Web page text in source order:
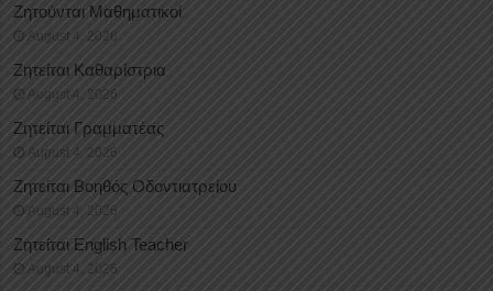
Ζητούνται Μαθηματικοί
August 4, 2026
Ζητείται Καθαρίστρια
August 4, 2026
Ζητείται Γραμματέας
August 4, 2026
Ζητείται Βοηθός Οδοντιατρείου
August 4, 2026
Ζητείται English Teacher
August 4, 2026